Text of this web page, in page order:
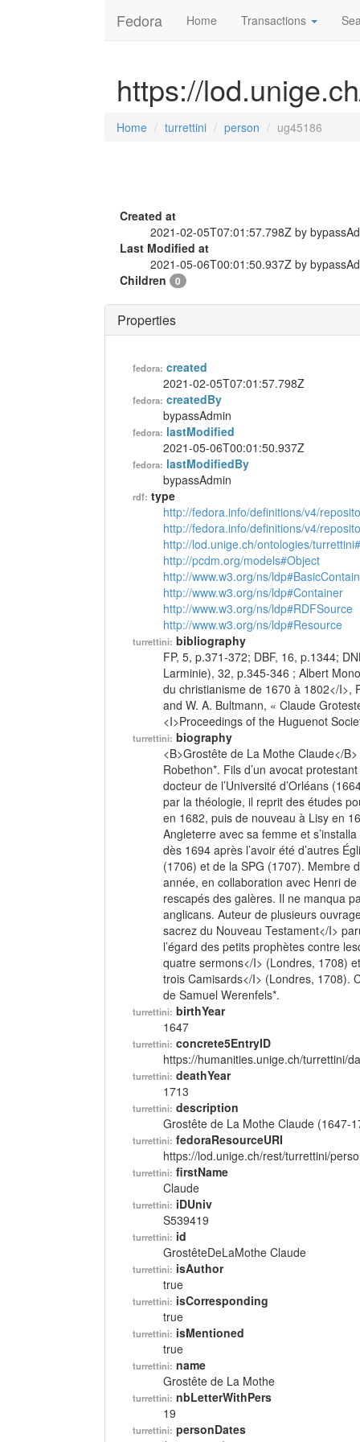
Fedora Home Transactions
https://
Home turrettini person ug45186
Created at
2021-02-05T07:01:57.798Z by
Last Modified at
2021-05-06T00:01:50.937Z by
Children
0
Properties
fedora: created
2021-02-05T07:01:57.798Z
fedora: createdBy
bypassAdmin
fedora: lastModified
2021-05-06T00:01:50.937Z
fedora: lastModifiedBy
bypassAdmin
rdf: type
http://fedora.info/definitions/v4/
http://fedora.info/definitions/v4/
http://lod.unige.ch/ontologies/
http://pcdm.org/models#Object
http://www.w3.org/ns/
http://www.w3.org/ns/ldp#Container
http://www.w3.org/ns/ldp#RDFSource
http://www.w3.org/ns/ldp#Resource
turrettini: bibliography
FP, 5, p.371-372; DBF, 16, p.1344;
Larminie), 32, p.345-346 ; Albert
du christianisme de 1670 à 1802</I>,
and W. A. Bultmann, « Claude
<I>Proceedings of the Huguenot
turrettini: biography
<B>Grostête de La Mothe Claude</
Robethon*. Fils d’un avocat
docteur de l’Université d’Orléans
par la théologie, il reprit des études
en 1682, puis de nouveau à Lisy en
Angleterre avec sa femme et
dès 1694 après l’avoir été d’autres
(1706) et de la SPG (1707). Membre
année, en collaboration avec Henri
rescapés des galères. Il ne manqua
anglicans. Auteur de plusieurs
sacrez du Nouveau Testament</I>
l’égard des petits prophètes contre
quatre sermons</I> (Londres, 1708)
trois Camisards</I> (Londres, 1708).
de Samuel Werenfels*.
turrettini: birthYear
1647
turrettini: concrete5EntryID
https://humanities.unige.ch/turrettini/
turrettini: deathYear
1713
turrettini: description
Grostête de La Mothe Claude (1647-
turrettini: fedoraResourceURI
https://lod.unige.ch/rest/turrettini/
turrettini: firstName
Claude
turrettini: iDUniv
S539419
turrettini: id
GrostêteDeLaMothe Claude
turrettini: isAuthor
true
turrettini: isCorresponding
true
turrettini: isMentioned
true
turrettini: name
Grostête de La Mothe
turrettini: nbLetterWithPers
19
turrettini: personDates